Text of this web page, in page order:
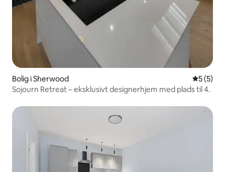
Bolig i Sherwood 5 ud af 5
5 (5)
Sojourn Retreat – eksklusivt designerhjem med plads til 4.